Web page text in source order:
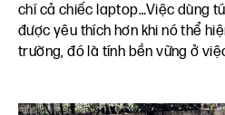
chí cả chiếc laptop…Việc dùng
được yêu thích hơn khi nó thể
trường, đó là tính bền vững ở